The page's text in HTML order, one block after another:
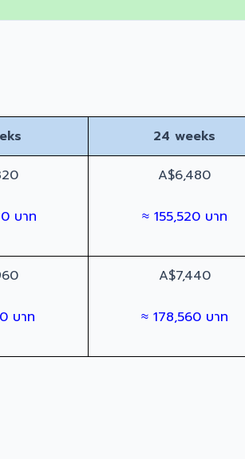
24 weeks
บาท
A$6,480
≈ 155,520 บาท
บาท
A$7,440
≈ 178,560 บาท